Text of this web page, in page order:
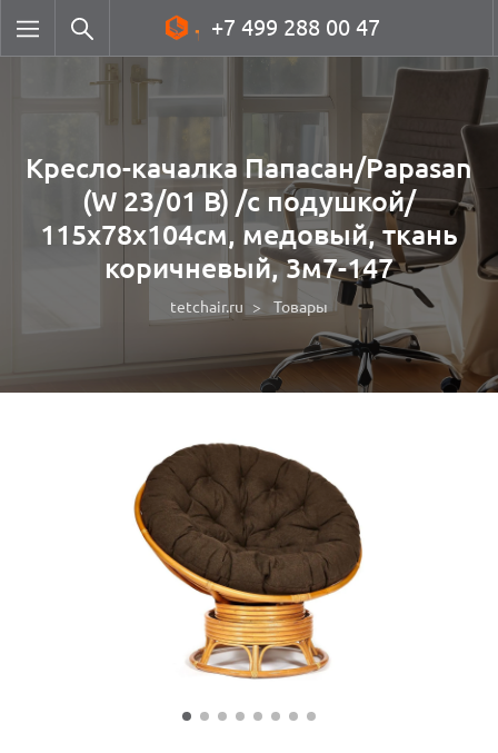
+7 499 288 00 47
Кресло-качалка Папасан/Papasan
(W 23/01 B) /с подушкой/
115х78х104см, медовый, ткань
коричневый, 3м7-147
tetchair.ru Товары